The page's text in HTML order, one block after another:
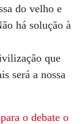
do velho e
há solução à
que
será a nossa
o debate o